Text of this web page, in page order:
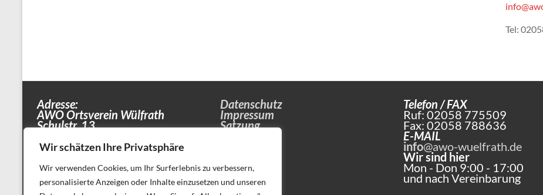
Wir schätzen Ihre Privatsphäre
Wir verwenden Cookies, um Ihr Surferlebnis zu verbessern,
personalisierte Anzeigen oder Inhalte einzusetzen und unseren
Tel:
Adresse:
AWO Ortsverein Wülfrath
Schulstr. 13
Datenschutz
Impressum
Satzung
Telefon / FAX
Ruf: 02058 775509
Fax: 02058 788636
E-MAIL
info@awo-wuelfrath.de
Wir sind hier
Mon - Don 9:00 - 17:00
und nach Vereinbarung